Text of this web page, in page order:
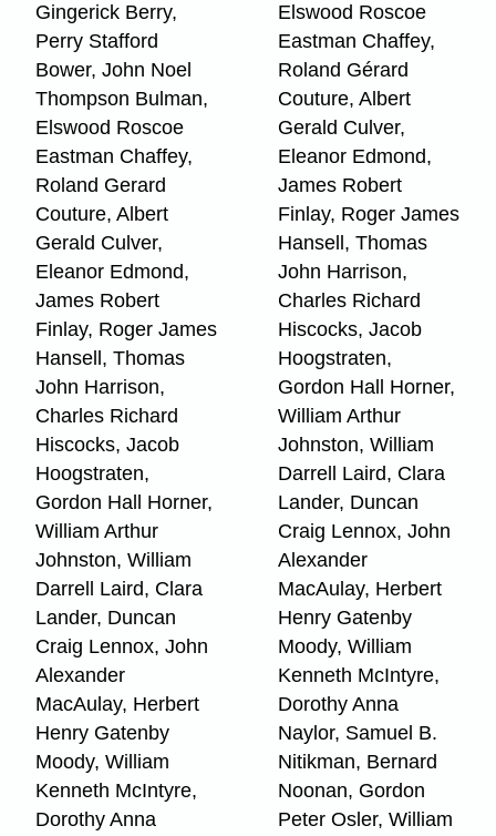
Gingerick Berry,
Perry Stafford
Bower, John Noel
Thompson Bulman,
Elswood Roscoe
Eastman Chaffey,
Roland Gerard
Couture, Albert
Gerald Culver,
Eleanor Edmond,
James Robert
Finlay, Roger James
Hansell, Thomas
John Harrison,
Charles Richard
Hiscocks, Jacob
Hoogstraten,
Gordon Hall Horner,
William Arthur
Johnston, William
Darrell Laird, Clara
Lander, Duncan
Craig Lennox, John
Alexander
MacAulay, Herbert
Henry Gatenby
Moody, William
Kenneth McIntyre,
Dorothy Anna
Elswood Roscoe
Eastman Chaffey,
Roland Gérard
Couture, Albert
Gerald Culver,
Eleanor Edmond,
James Robert
Finlay, Roger James
Hansell, Thomas
John Harrison,
Charles Richard
Hiscocks, Jacob
Hoogstraten,
Gordon Hall Horner,
William Arthur
Johnston, William
Darrell Laird, Clara
Lander, Duncan
Craig Lennox, John
Alexander
MacAulay, Herbert
Henry Gatenby
Moody, William
Kenneth McIntyre,
Dorothy Anna
Naylor, Samuel B.
Nitikman, Bernard
Noonan, Gordon
Peter Osler, William